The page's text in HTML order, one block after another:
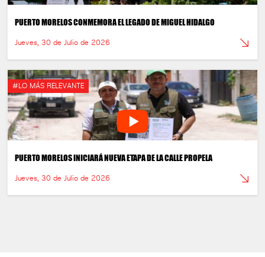
PUERTO MORELOS CONMEMORA EL LEGADO DE MIGUEL HIDALGO
Jueves, 30 de Julio de 2026
#LO MÁS RELEVANTE
PUERTO MORELOS INICIARÁ NUEVA ETAPA DE LA CALLE PROPELA
Jueves, 30 de Julio de 2026